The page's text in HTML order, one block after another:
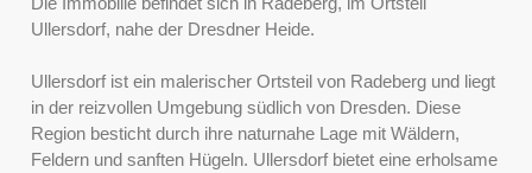
Ullersdorf, nahe der Dresdner Heide.
Ullersdorf ist ein malerischer Ortsteil von Radeberg und liegt
in der reizvollen Umgebung südlich von Dresden. Diese
Region besticht durch ihre naturnahe Lage mit Wäldern,
Feldern und sanften Hügeln. Ullersdorf bietet eine erholsame